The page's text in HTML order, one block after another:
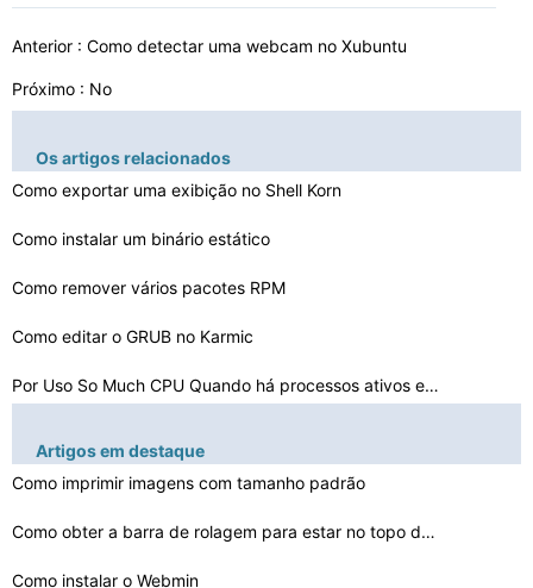
Anterior : Como detectar uma webcam no Xubuntu
Próximo : No
Os artigos relacionados
Como exportar uma exibição no Shell Korn
Como instalar um binário estático
Como remover vários pacotes RPM
Como editar o GRUB no Karmic
Por Uso So Much CPU Quando há processos ativos estão …
Como instalar Enchant PHP
O que é o Fluxbox Fenda
Como criar Oracle 9i em Solaris
Artigos em destaque
Como imprimir imagens com tamanho padrão
Como obter a barra de rolagem para estar no topo de uma…
Como instalar o Webmin